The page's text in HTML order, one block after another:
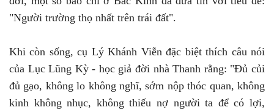
"Người trường thọ nhất trên trái đất".
Khi còn sống, cụ Lý Khánh Viễn đặc biệt thích câu nói
của Lục Lũng Kỳ - học giả đời nhà Thanh rằng: "Đủ củi
đủ gạo, không lo không nghĩ, sớm nộp thóc quan, không
kinh không nhục, không thiếu nợ người ta để có lợi,